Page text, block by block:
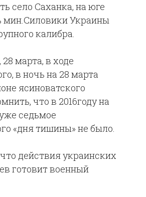
село Саханка, на юге
мин.Силовики Украины
калибра.
марта, в ходе
в ночь на 28 марта
ясиноватского
что в 2016году на
седьмое
«дня тишины» не было.
действия украинских
готовит военный